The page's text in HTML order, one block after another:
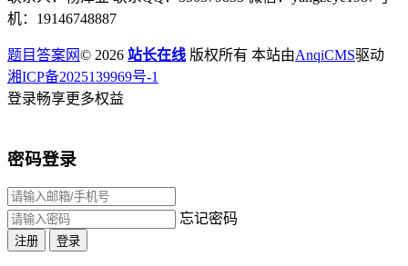
机：19146748887
题目答案网© 2026 站长在线 版权所有 本站由AnqiCMS驱动
湘ICP备2025139969号-1
登录畅享更多权益
密码登录
忘记密码
注册 登录